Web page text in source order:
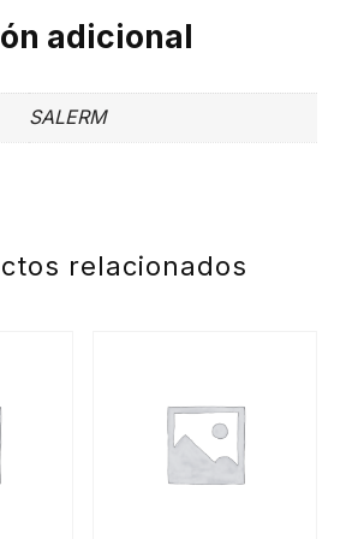
adicional
SALERM
relacionados